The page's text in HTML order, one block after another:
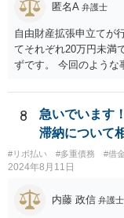
匿名A 弁護士
自由財産拡張申立てが
てそれぞれ20万円未満
ずです。 今回のような
知識がない）なのか、
た弁護士を交えて裁判
8
急いでいます
滞納について
#リボ払い #多重債務 #借
2024年8月11日
内藤 政信 弁護士